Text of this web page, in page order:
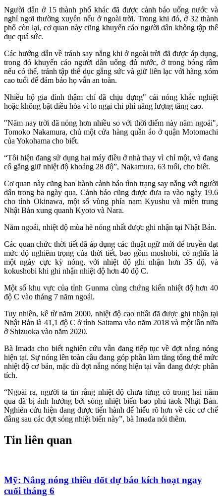
Người dân ở 15 thành phố khác đã được cảnh báo uống nước và
nghỉ ngơi thường xuyên nếu ở ngoài trời. Trong khi đó, ở 32 thành
phố còn lại, cơ quan này cũng khuyến cáo người dân không tập thể
dục quá sức.
Các hướng dẫn về tránh say nắng khi ở ngoài trời đã được áp dụng,
trong đó khuyến cáo người dân uống đủ nước, ở trong bóng râm
nếu có thể, tránh tập thể dục gắng sức và giữ liên lạc với hàng xóm
cao tuổi để đảm bảo họ vẫn an toàn.
Nhiều hộ gia đình thậm chí đã chịu đựng" cái nóng khắc nghiệt
hoặc không bật điều hòa vì lo ngại chi phí năng lượng tăng cao.
"Năm nay trời đã nóng hơn nhiều so với thời điểm này năm ngoái",
Tomoko Nakamura, chủ một cửa hàng quần áo ở quận Motomachi
của Yokohama cho biết.
“Tôi hiện đang sử dụng hai máy điều ở nhà thay vì chỉ một, và đang
cố gắng giữ nhiệt độ khoảng 28 độ”, Nakamura, 63 tuổi, cho biết.
Cơ quan này cũng ban hành cảnh báo tình trạng say nắng với người
dân trong ba ngày qua. Cảnh báo cũng được đưa ra vào ngày 19.6
cho tỉnh Okinawa, một số vùng phía nam Kyushu và miền trung
Nhật Bản xung quanh Kyoto và Nara.
Năm ngoái, nhiệt độ mùa hè nóng nhất được ghi nhận tại Nhật Bản.
Các quan chức thời tiết đã áp dụng các thuật ngữ mới để truyền đạt
mức độ nghiêm trọng của thời tiết, bao gồm moshobi, có nghĩa là
một ngày cực kỳ nóng, với nhiệt độ ghi nhận hơn 35 độ, và
kokushobi khi ghi nhận nhiệt độ hơn 40 độ C.
Một số khu vực của tỉnh Gunma cùng chứng kiến nhiệt độ hơn 40
độ C vào tháng 7 năm ngoái.
Tuy nhiên, kể từ năm 2000, nhiệt độ cao nhất đã được ghi nhận tại
Nhật Bản là 41,1 độ C ở tỉnh Saitama vào năm 2018 và một lần nữa
ở Shizuoka vào năm 2020.
Bà Imada cho biết nghiên cứu vẫn đang tiếp tục về đợt nắng nóng
hiện tại. Sự nóng lên toàn cầu đang góp phần làm tăng tổng thể mức
nhiệt độ cơ bản, mặc dù đợt nắng nóng hiện tại vẫn đang được phân
tích.
“Ngoài ra, người ta tin rằng nhiệt độ chưa từng có trong hai năm
qua đã bị ảnh hưởng bởi sóng nhiệt biển bao phủ taok Nhật Bản.
Nghiên cứu hiện đang được tiến hành để hiểu rõ hơn về các cơ chế
đằng sau các đợt sóng nhiệt biển này”, bà Imada nói thêm.
Tin liên quan
Mỹ: Nắng nóng thiêu đốt dự báo kích hoạt ngay
cuối tháng 6